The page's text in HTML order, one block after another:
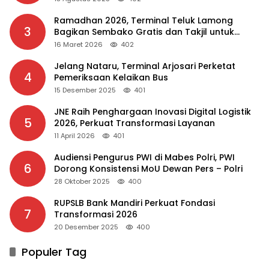
3
Ramadhan 2026, Terminal Teluk Lamong
Bagikan Sembako Gratis dan Takjil untuk
Masyarakat
16 Maret 2026 402
4
Jelang Nataru, Terminal Arjosari Perketat
Pemeriksaan Kelaikan Bus
15 Desember 2025 401
5
JNE Raih Penghargaan Inovasi Digital Logistik
2026, Perkuat Transformasi Layanan
11 April 2026 401
6
Audiensi Pengurus PWI di Mabes Polri, PWI
Dorong Konsistensi MoU Dewan Pers – Polri
28 Oktober 2025 400
7
RUPSLB Bank Mandiri Perkuat Fondasi
Transformasi 2026
20 Desember 2025 400
Populer Tag